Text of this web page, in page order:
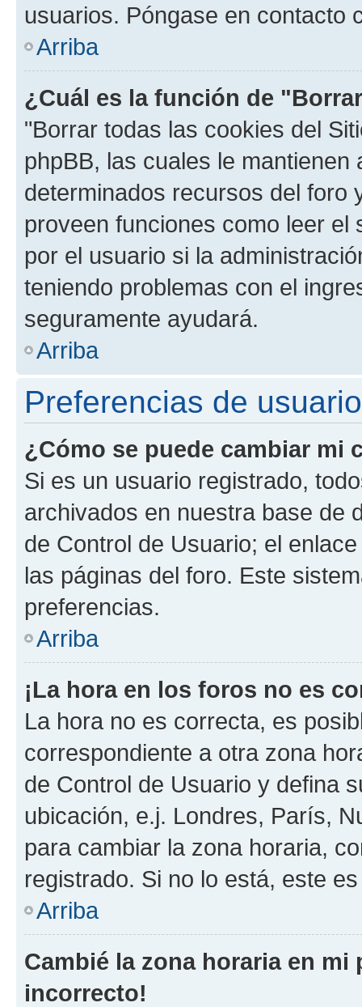
usuarios. Póngase en contacto
Arriba
¿Cuál es la función de
"Borrar todas las cookies del
phpBB, las cuales le
determinados recursos del foro
proveen funciones como leer el
por el usuario si la
teniendo problemas con el
seguramente ayudará.
Arriba
Preferencias de
¿Cómo se puede cambiar mi
Si es un usuario registrado,
archivados en nuestra base de
de Control de Usuario; el
las páginas del foro. Este
preferencias.
Arriba
¡La hora en los foros no es
La hora no es correcta, es
correspondiente a otra zona
de Control de Usuario y defina
ubicación, e.j. Londres, París,
para cambiar la zona horaria,
registrado. Si no lo está, este
Arriba
Cambié la zona horaria en
incorrecto!